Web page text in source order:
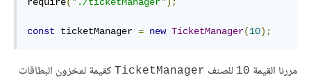
require( "./ticketManager");
const ticketManager = new TicketManager(10);
مررنا القيمة ‎10‎ للصنف ‎TicketManager‎ كقيمة لمخزون البطاقات